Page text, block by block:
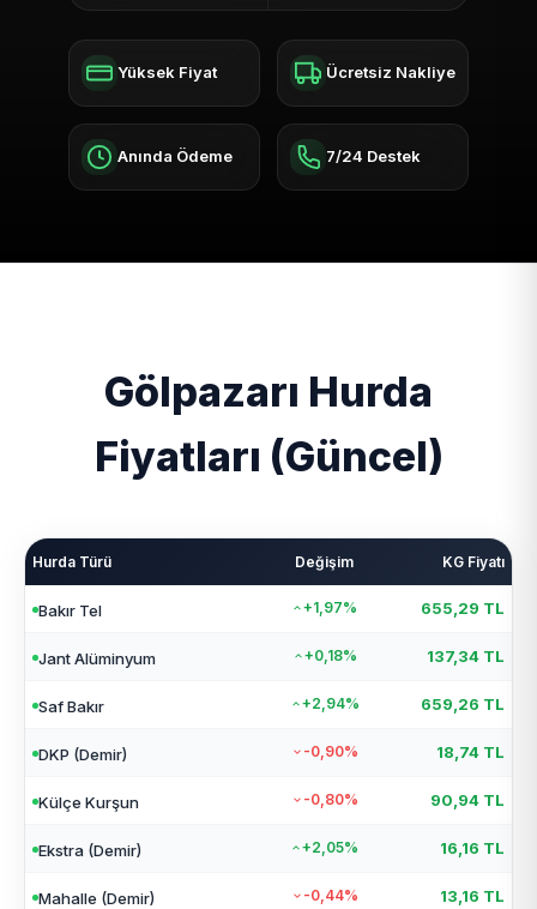
Yüksek Fiyat Ücretsiz Nakliye
Anında Ödeme 7/24 Destek
Gölpazarı Hurda
Fiyatları (Güncel)
Hurda Türü Değişim KG Fiyatı
Bakır Tel +1,97% 655,29 TL
Jant Alüminyum +0,18% 137,34 TL
Saf Bakır +2,94% 659,26 TL
DKP (Demir) -0,90% 18,74 TL
Külçe Kurşun -0,80% 90,94 TL
Ekstra (Demir) +2,05% 16,16 TL
Mahalle (Demir) -0,44% 13,16 TL